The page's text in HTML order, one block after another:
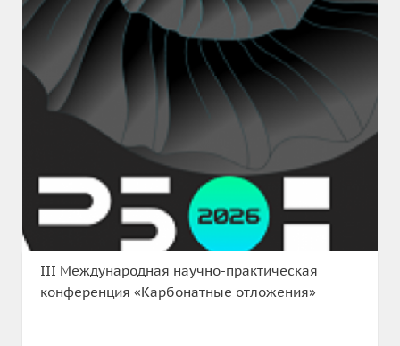
III Международная научно-практическая
конференция «Карбонатные отложения»